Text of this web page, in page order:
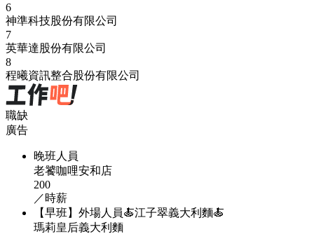
6
神準科技股份有限公司
7
英華達股份有限公司
8
程曦資訊整合股份有限公司
職缺
廣告
晚班人員
老饕咖哩安和店
200
／時薪
【早班】外場人員🍝江子翠義大利麵🍝
瑪莉皇后義大利麵